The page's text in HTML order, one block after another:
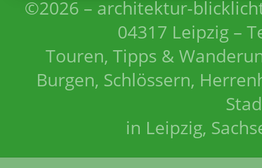
©2026 – architektur-
04317 Leipzig –
Touren, Tipps &
Burgen, Schlössern,
in Leipzig,